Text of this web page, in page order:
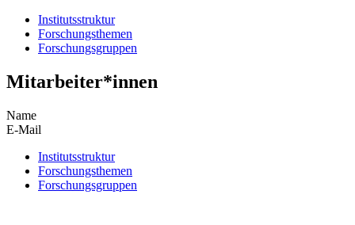
Institutsstruktur
Forschungsthemen
Forschungsgruppen
Mitarbeiter*innen
Name
E-Mail
Institutsstruktur
Forschungsthemen
Forschungsgruppen